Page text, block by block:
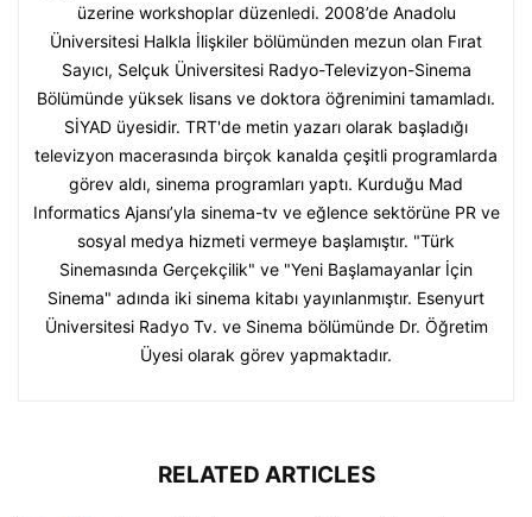
üzerine workshoplar düzenledi. 2008’de Anadolu
Üniversitesi Halkla İlişkiler bölümünden mezun olan Fırat
Sayıcı, Selçuk Üniversitesi Radyo-Televizyon-Sinema
Bölümünde yüksek lisans ve doktora öğrenimini tamamladı.
SİYAD üyesidir. TRT'de metin yazarı olarak başladığı
televizyon macerasında birçok kanalda çeşitli programlarda
görev aldı, sinema programları yaptı. Kurduğu Mad
Informatics Ajansı’yla sinema-tv ve eğlence sektörüne PR ve
sosyal medya hizmeti vermeye başlamıştır. "Türk
Sinemasında Gerçekçilik" ve "Yeni Başlamayanlar İçin
Sinema" adında iki sinema kitabı yayınlanmıştır. Esenyurt
Üniversitesi Radyo Tv. ve Sinema bölümünde Dr. Öğretim
Üyesi olarak görev yapmaktadır.
RELATED ARTICLES